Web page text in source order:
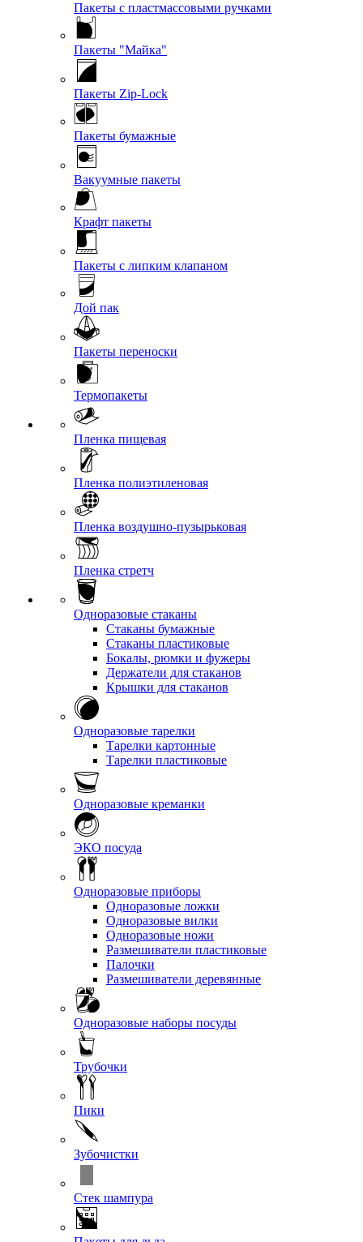
Пакеты с пластмассовыми ручками
Пакеты "Майка"
Пакеты Zip-Lock
Пакеты бумажные
Вакуумные пакеты
Крафт пакеты
Пакеты с липким клапаном
Дой пак
Пакеты переноски
Термопакеты
Пленка пищевая
Пленка полиэтиленовая
Пленка воздушно-пузырьковая
Пленка стретч
Одноразовые стаканы
Стаканы бумажные
Стаканы пластиковые
Бокалы, рюмки и фужеры
Держатели для стаканов
Крышки для стаканов
Одноразовые тарелки
Тарелки картонные
Тарелки пластиковые
Одноразовые креманки
ЭКО посуда
Одноразовые приборы
Одноразовые ложки
Одноразовые вилки
Одноразовые ножи
Размешиватели пластиковые
Палочки
Размешиватели деревянные
Одноразовые наборы посуды
Трубочки
Пики
Зубочистки
Стек шампура